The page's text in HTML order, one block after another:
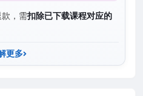
，需扣除已下载课程对应的
更多